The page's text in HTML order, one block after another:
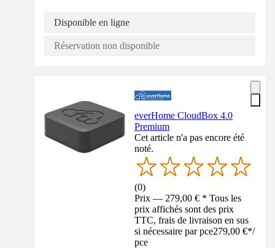
Disponible en ligne
Réservation non disponible
everHome CloudBox 4.0
Premium
Cet article n'a pas encore été
noté.
(0)
Prix — 279,00 € * Tous les
prix affichés sont des prix
TTC, frais de livraison en sus
si nécessaire par pce279,00 €*/
pce